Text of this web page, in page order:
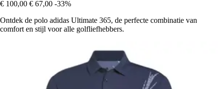
€ 100,00 € 67,00 -33%
Ontdek de polo adidas Ultimate 365, de perfecte combinatie van
comfort en stijl voor alle golfliefhebbers.